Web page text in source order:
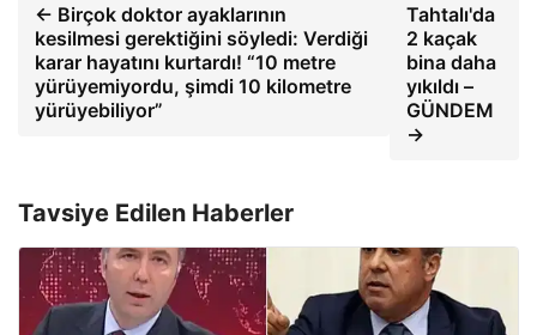
← Birçok doktor ayaklarının
kesilmesi gerektiğini söyledi: Verdiği
karar hayatını kurtardı! “10 metre
yürüyemiyordu, şimdi 10 kilometre
yürüyebiliyor”
Tahtalı'da
2 kaçak
bina daha
yıkıldı –
GÜNDEM
→
Tavsiye Edilen Haberler